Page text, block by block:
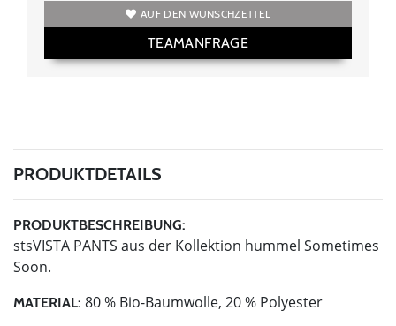
AUF DEN WUNSCHZETTEL
TEAMANFRAGE
PRODUKTDETAILS
PRODUKTBESCHREIBUNG:
stsVISTA PANTS aus der Kollektion hummel Sometimes
Soon.
MATERIAL: 80 % Bio-Baumwolle, 20 % Polyester